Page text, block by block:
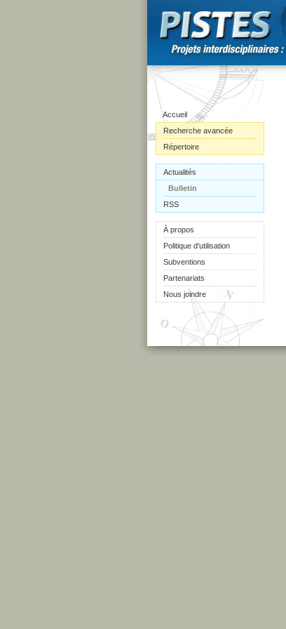
Accueil
Recherche avancée
Répertoire
Actualités
Bulletin
RSS
À propos
Politique d'utilisation
Subventions
Partenariats
Nous joindre